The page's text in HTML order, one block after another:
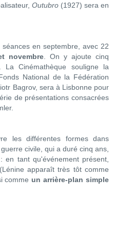
Outubro(1927) sera en
en septembre, avec 22
novembre . On y ajoute cinq
La Cinémathèque souligne la
National de la Fédération
Bagrov, sera à Lisbonne pour
de présentations consacrées
les différentes formes dans
civile, qui a duré cinq ans,
tant qu'événement présent,
apparaît très tôt comme
comme un arrière-plan simple